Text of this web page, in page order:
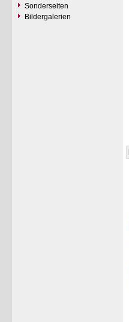
Sonderseiten
Bildergalerien